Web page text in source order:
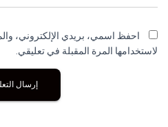
احفظ اسمي، بريدي الإلكتروني،
لاستخدامها المرة المقبلة في تعليقي.